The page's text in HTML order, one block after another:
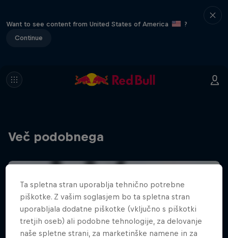
Want to see content from United States of America
?
Continue
Več podobnega
Ta spletna stran uporablja tehnično potrebne
piškotke. Z vašim soglasjem bo ta spletna stran
uporabljala dodatne piškotke (vključno s piškotki
tretjih oseb) ali podobne tehnologije, za delovanje
naše spletne strani, za marketinške namene in za